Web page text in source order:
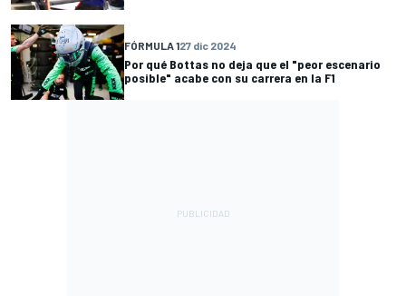
FÓRMULA 127 dic 2024
Por qué Bottas no deja que el "peor escenario
posible" acabe con su carrera en la F1